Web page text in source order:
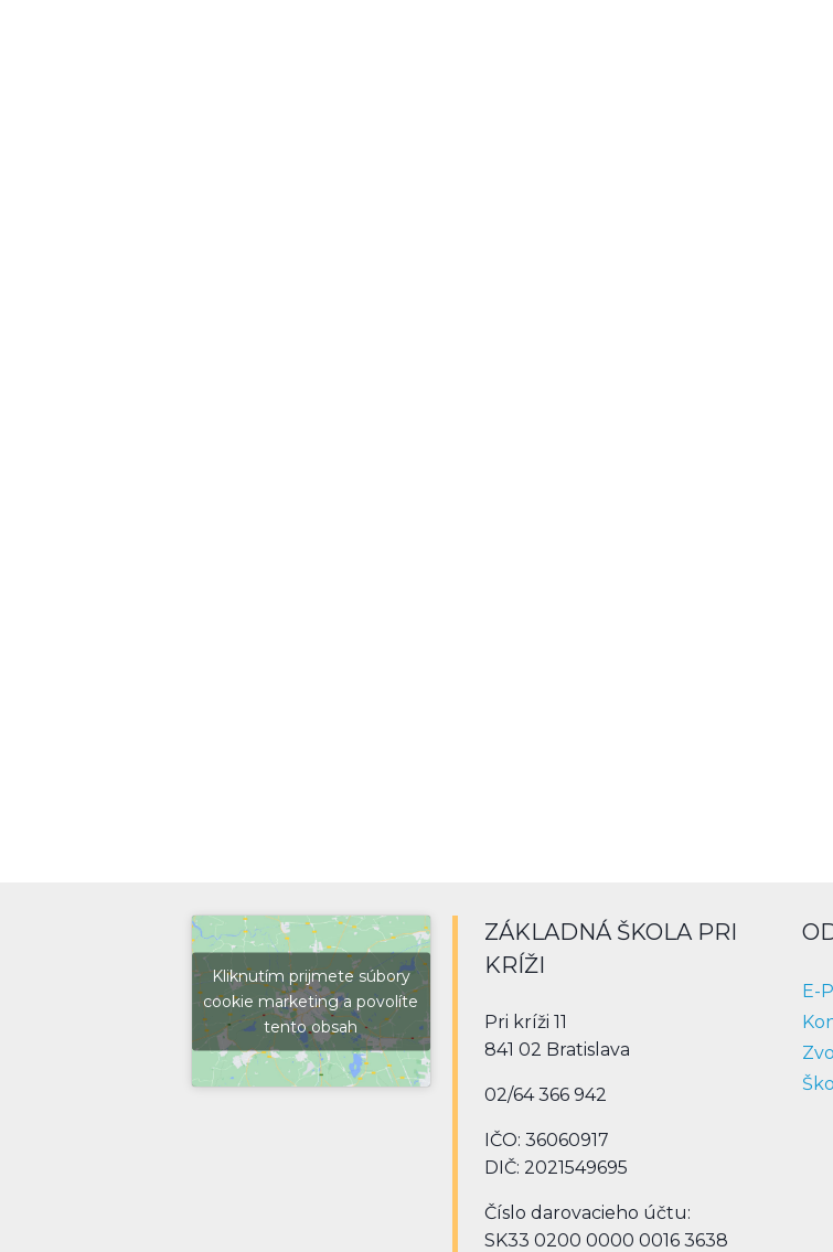
Kliknutím prijmete súbory
cookie marketing a povolíte
tento obsah
ZÁKLADNÁ ŠKOLA PRI
KRÍŽI
Pri kríži 11
841 02 Bratislava
02/64 366 942
IČO: 36060917
DIČ: 2021549695
Číslo darovacieho účtu:
SK33 0200 0000 0016 3638
E-